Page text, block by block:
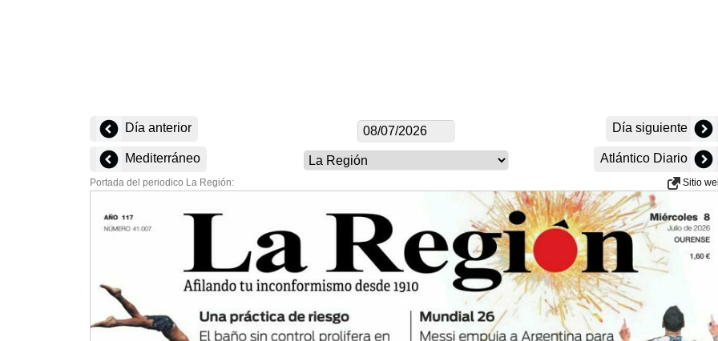
Día anterior Día siguiente
Mediterráneo Atlántico Diario
Portada del periodico La Región: Sitio